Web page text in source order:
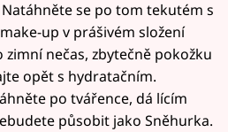
se po tom tekutém s
up v prášivém složení
nečas, zbytečně pokožku
opět s hydratačním.
po tvářence, dá lícím
působit jako Sněhurka.